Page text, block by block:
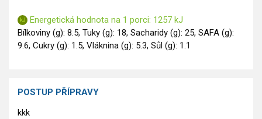
Energetická hodnota na 1 porci: 1257 kJ
Bílkoviny (g): 8.5, Tuky (g): 18, Sacharidy (g): 25, SAFA (g):
9.6, Cukry (g): 1.5, Vláknina (g): 5.3, Sůl (g): 1.1
POSTUP PŘÍPRAVY
kkk